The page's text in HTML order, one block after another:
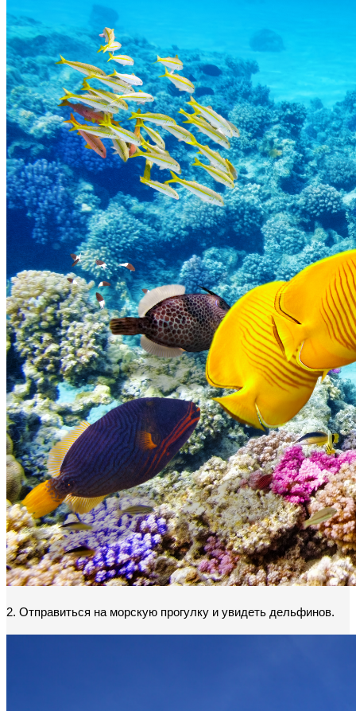
2. Отправиться на морскую прогулку и увидеть дельфинов.